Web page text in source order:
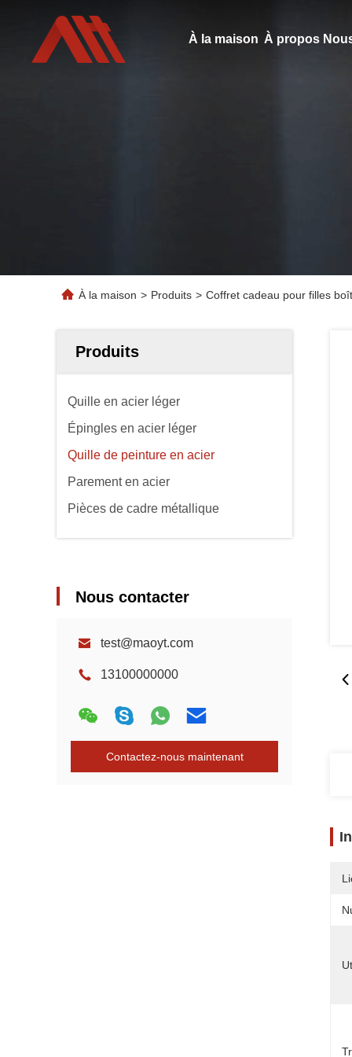
À la maison À propos
À la maison > Produits > Coffret cadeau pour filles
Produits
Quille en acier léger
Épingles en acier léger
Quille de peinture en acier
Parement en acier
Pièces de cadre métallique
Nous contacter
test@maoyt.com
13100000000
Contactez-nous maintenant